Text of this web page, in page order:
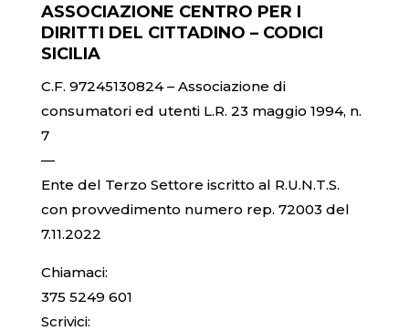
ASSOCIAZIONE CENTRO PER I
DIRITTI DEL CITTADINO – CODICI
SICILIA
C.F. 97245130824 – Associazione di
consumatori ed utenti L.R. 23 maggio 1994, n.
7
—
Ente del Terzo Settore iscritto al R.U.N.T.S.
con provvedimento numero rep. 72003 del
7.11.2022
Chiamaci:
375 5249 601
Scrivici: